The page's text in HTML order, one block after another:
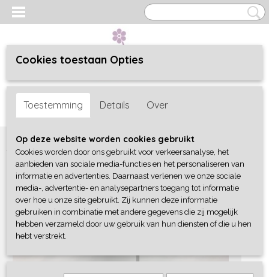
Inloggen Registreren
Geen producten
Home >Woonaccessoires>Industrieel>Lamp Indu
Cookies toestaan Opties
Toestemming Details Over
Op deze website worden cookies gebruikt
Cookies worden door ons gebruikt voor verkeersanalyse, het
aanbieden van sociale media-functies en het personaliseren van
informatie en advertenties. Daarnaast verlenen we onze sociale
media-, advertentie- en analysepartners toegang tot informatie
over hoe u onze site gebruikt. Zij kunnen deze informatie
gebruiken in combinatie met andere gegevens die zij mogelijk
hebben verzameld door uw gebruik van hun diensten of die u hen
hebt verstrekt.